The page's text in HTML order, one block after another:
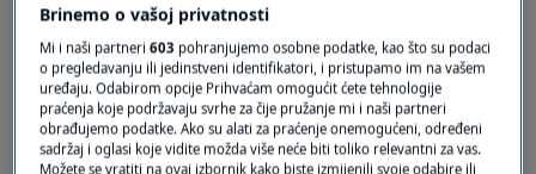
nakraj pameti.
Idite k vragu vi i oni.
Pjesma je neponovljiva, stvarna, utemeljena na
povijesnim zbivanjima a njihov nastup
fenomenalan, ponosna sam, niš. drugo me ne
zanima.
Brinemo o vašoj privatnosti
Mi i naši partneri603 pohranjujemo osobne podatke, kao što su podaci
o pregledavanju ili jedinstveni identifikatori, i pristupamo im na vašem
uređaju. Odabirom opcije Prihvaćam omogućit ćete tehnologije
praćenja koje podržavaju svrhe za čije pružanje mi i naši partneri
obrađujemo podatke. Ako su alati za praćenje onemogućeni, određeni
sadržaj i oglasi koje vidite možda više neće biti toliko relevantni za vas.
Možete se vratiti na ovaj izbornik kako biste izmijenili svoje odabire ili